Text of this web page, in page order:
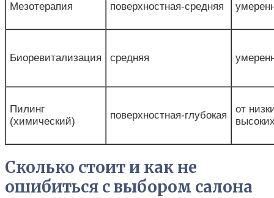
Мезотерапия поверхностная‑средняя
Биоревитализация средняя
Пилинг
(химический)
поверхностная‑глубокая
от
Сколько стоит и как не
ошибиться с выбором салона